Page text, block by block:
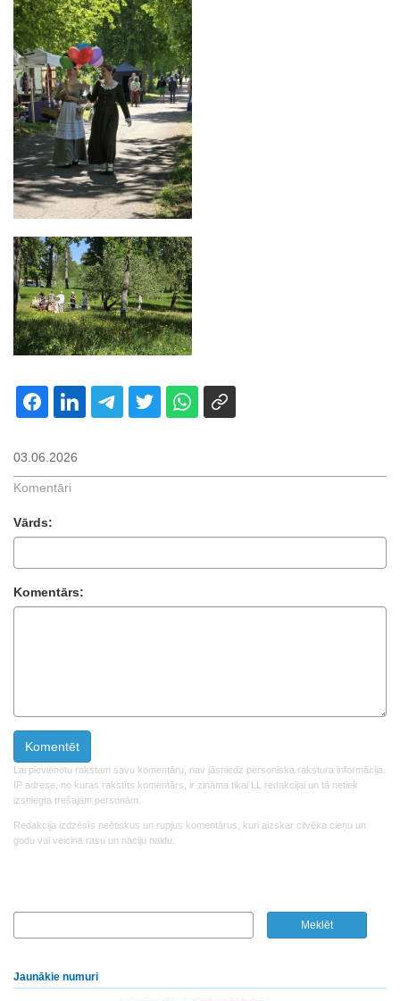
03.06.2026
Komentāri
Vārds:
Komentārs:
Lai pievienotu rakstam savu komentāru, nav jāsniedz personiska rakstura informācija.
IP adrese, no kuras rakstīts komentārs, ir zināma tikai LL redakcijai un tā netiek
izsniegta trešajām personām.
Redakcija izdzēsīs neētiskus un rupjus komentārus, kuri aizskar cilvēka cieņu un
godu vai veicina rasu un nāciju naidu.
Jaunākie numuri